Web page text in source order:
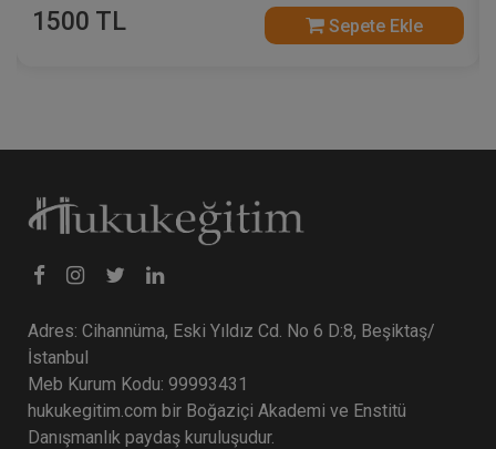
1500 TL Sepete Ekle
Adres: Cihannüma, Eski Yıldız Cd. No 6 D:8, Beşiktaş/
İstanbul
Meb Kurum Kodu: 99993431
hukukegitim.com bir Boğaziçi Akademi ve Enstitü
Danışmanlık paydaş kuruluşudur.